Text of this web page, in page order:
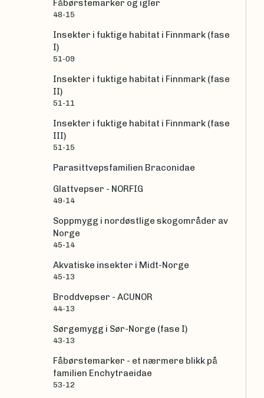
Fåbørstemarker og igler
48-15
Insekter i fuktige habitat i Finnmark (fase
I)
51-09
Insekter i fuktige habitat i Finnmark (fase
II)
51-11
Insekter i fuktige habitat i Finnmark (fase
III)
51-15
Parasittvepsfamilien Braconidae
Glattvepser - NORFIG
49-14
Soppmygg i nordøstlige skogområder av
Norge
45-14
Akvatiske insekter i Midt-Norge
45-13
Broddvepser - ACUNOR
44-13
Sørgemygg i Sør-Norge (fase I)
43-13
Fåbørstemarker - et nærmere blikk på
familien Enchytraeidae
53-12